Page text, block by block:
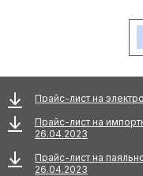
Прайс-лист на
Прайс-лист на
26.04.2023
Прайс-лист на
26.04.2023